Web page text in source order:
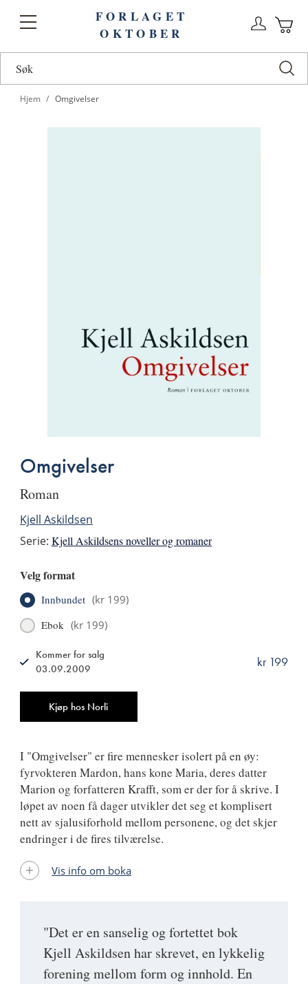
Toggle
FORLAGET
OKTOBER
Hjem Omgivelser
Omgivelser
roman
Kjell Askildsen
Serie: Kjell Askildsens noveller og romaner
Velg format
Innbundet (kr 199)
Ebok (kr 199)
Kjøp hos Norli
kr 199
Kommer for salg
03.09.2009
"Det er en sanselig og fortettet bok
Kjell Askildsen har skrevet, en lykkelig
forening mellom form og innhold. En
I "Omgivelser" er fire mennesker isolert på en øy:
fyrvokteren Mardon, hans kone Maria, deres datter
Marion og forfatteren Krafft, som er der for å skrive. I
løpet av noen få dager utvikler det seg et komplisert
nett av sjalusiforhold mellom personene, og det skjer
endringer i de fires tilværelse.
Vis info om boka